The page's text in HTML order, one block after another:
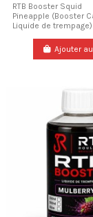
RTB Booster Squid
Pineapple (Booster
Liquide de trempage)
Ajouter